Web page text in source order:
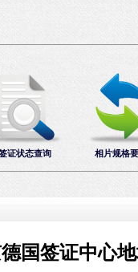
证状态查询 相片规格
国签证中心